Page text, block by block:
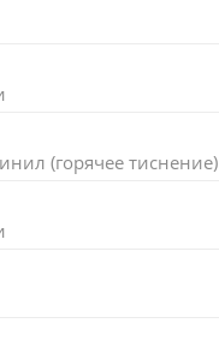
(горячее тиснение)